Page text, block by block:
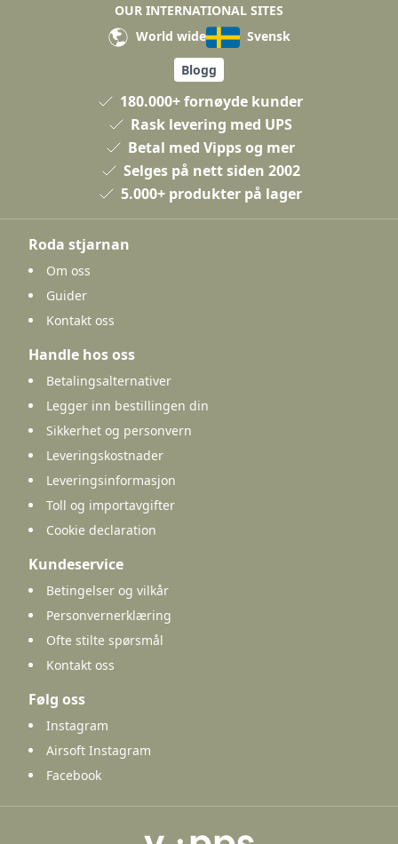
OUR INTERNATIONAL SITES
World wide
Svensk
Blogg
180.000+ fornøyde kunder
Rask levering med UPS
Betal med Vipps og mer
Selges på nett siden 2002
5.000+ produkter på lager
Roda stjarnan
Om oss
Guider
Kontakt oss
Handle hos oss
Betalingsalternativer
Legger inn bestillingen din
Sikkerhet og personvern
Leveringskostnader
Leveringsinformasjon
Toll og importavgifter
Cookie declaration
Kundeservice
Betingelser og vilkår
Personvernerklæring
Ofte stilte spørsmål
Kontakt oss
Følg oss
Instagram
Airsoft Instagram
Facebook